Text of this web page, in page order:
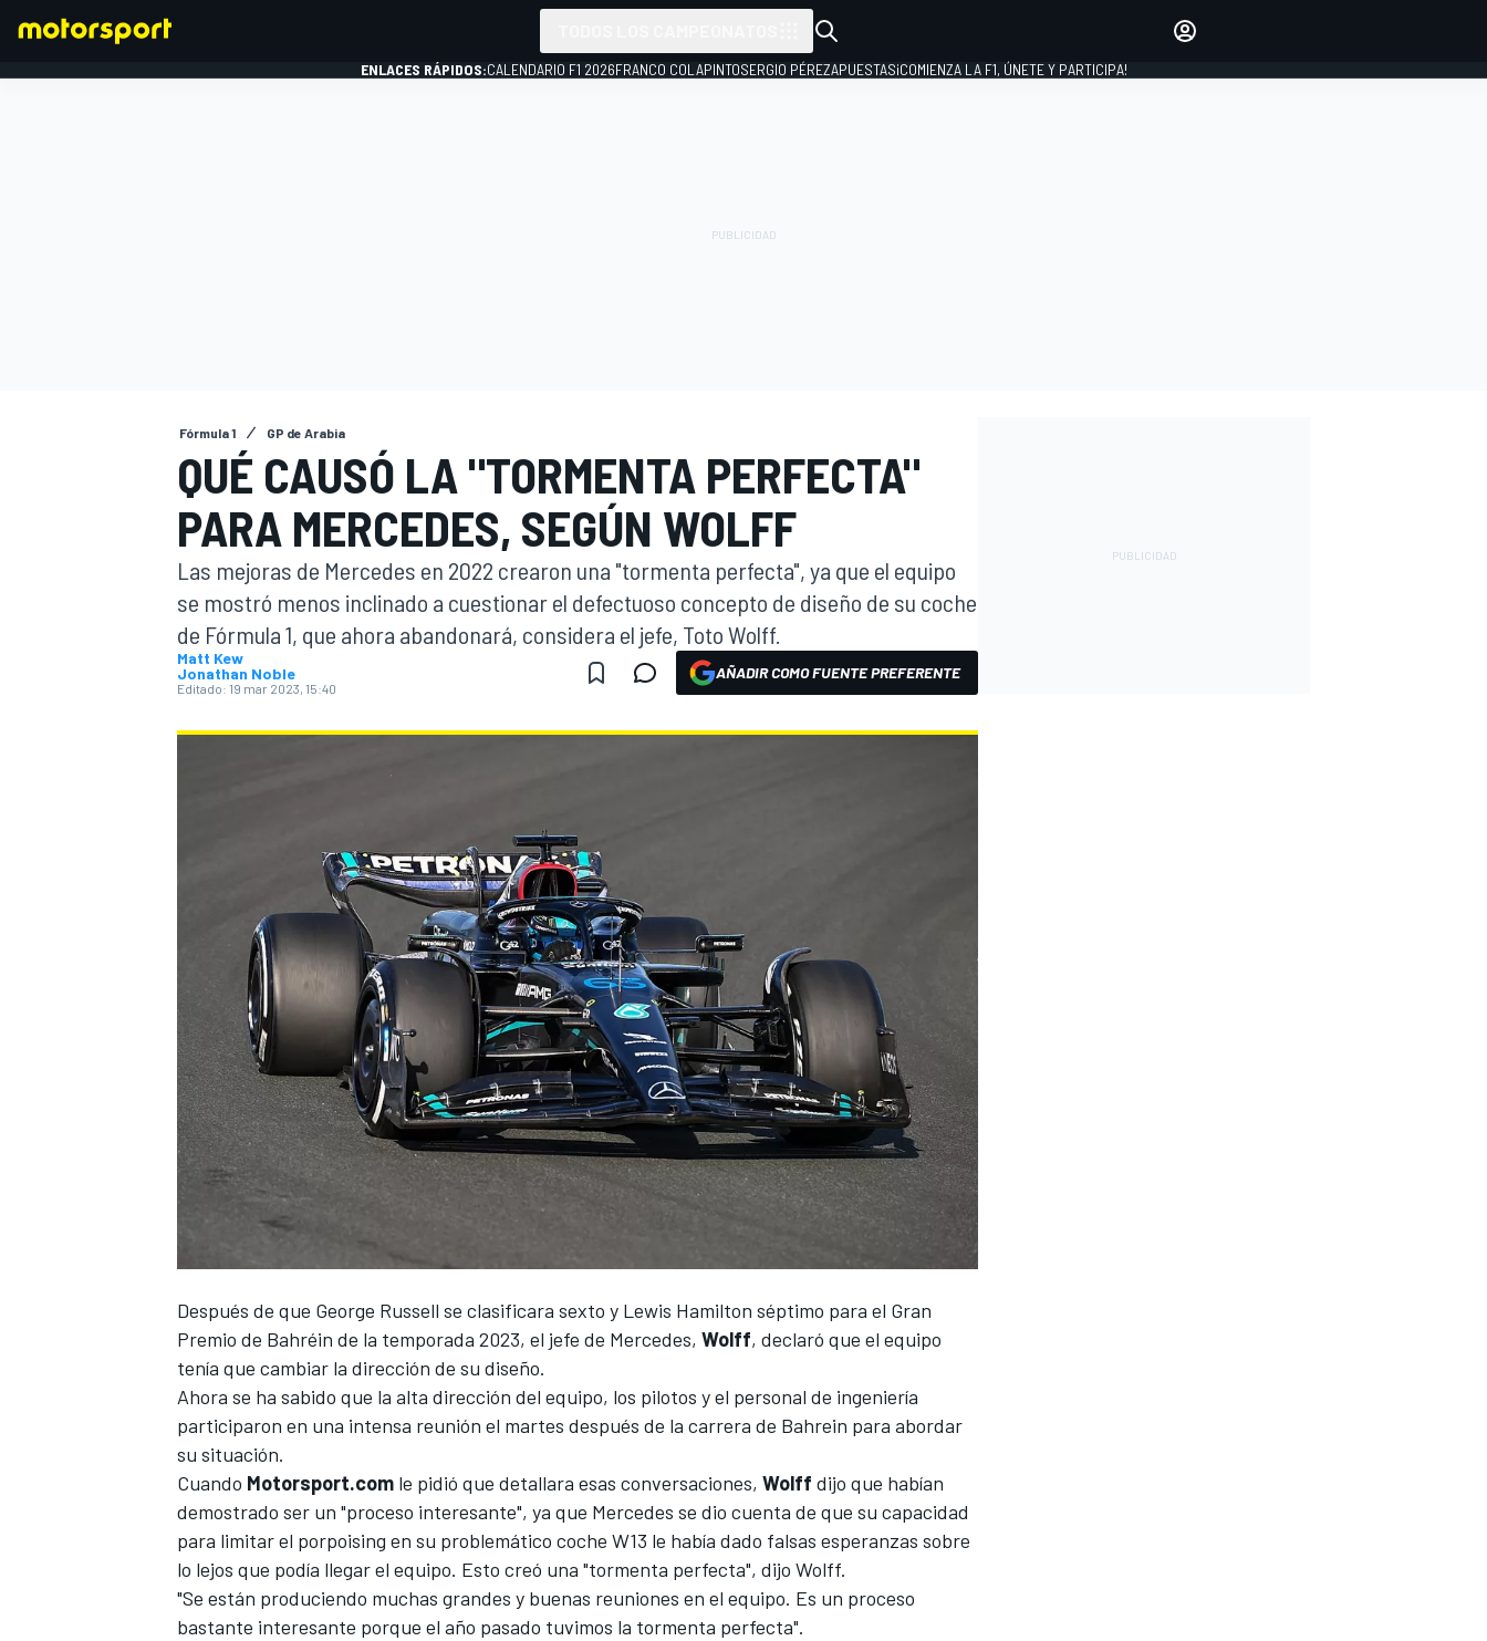
INDYCAR
NASCAR CUP
FÓRMULA E
INICIAR SESIÓN
ENLACES RÁPIDOS:CALENDARIO F1 2026FRANCO COLAPINTOSERGIO PÉREZAPUESTAS¡COMIENZA LA F1, ÚNETE Y PARTICIPA!
Fórmula 1 GP de Arabia
QUÉ CAUSÓ LA "TORMENTA PERFECTA"
PARA MERCEDES, SEGÚN WOLFF
Las mejoras de Mercedes en 2022 crearon una "tormenta perfecta", ya que el equipo
se mostró menos inclinado a cuestionar el defectuoso concepto de diseño de su coche
de Fórmula 1, que ahora abandonará, considera el jefe, Toto Wolff.
Matt Kew
Jonathan Noble
Editado: 19 mar 2023, 15:40
AÑADIR COMO FUENTE PREFERENTE
Después de que George Russell se clasificara sexto y Lewis Hamilton séptimo para el Gran
Premio de Bahréin de la temporada 2023, el jefe de Mercedes, Wolff, declaró que el equipo
tenía que cambiar la dirección de su diseño.
Ahora se ha sabido que la alta dirección del equipo, los pilotos y el personal de ingeniería
participaron en una intensa reunión el martes después de la carrera de Bahrein para abordar
su situación.
Cuando Motorsport.com le pidió que detallara esas conversaciones, Wolff dijo que habían
demostrado ser un "proceso interesante", ya que Mercedes se dio cuenta de que su capacidad
para limitar el porpoising en su problemático coche W13 le había dado falsas esperanzas sobre
lo lejos que podía llegar el equipo. Esto creó una "tormenta perfecta", dijo Wolff.
"Se están produciendo muchas grandes y buenas reuniones en el equipo. Es un proceso
bastante interesante porque el año pasado tuvimos la tormenta perfecta".